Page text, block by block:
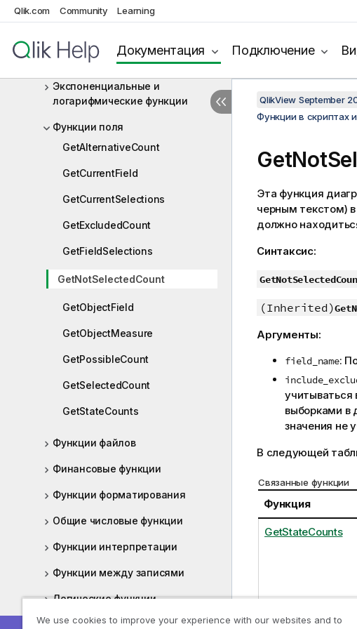
Qlik.com Community Learning
Документация Подключение
Функции счетчика
Функции документа
Экспоненциальные и
логарифмические функции
Функции поля
GetAlternativeCount
GetCurrentField
GetCurrentSelections
GetExcludedCount
GetFieldSelections
GetNotSelectedCount
GetObjectField
GetObjectMeasure
GetPossibleCount
GetSelectedCount
GetStateCounts
Функции файлов
Финансовые функции
Функции форматирования
Общие числовые функции
Функции интерпретации
Функции между записями
Логические функции
Функции сопоставления
QlikView September
Функции в скриптах
Эта функция
черным текстом)
должно
Синтаксис:
(Inherited)
Аргументы:
field_name:
выборками в
значения не
В следующей
Связанные функции
Функция
GetStateCounts
We use cookies to improve your experience with our websites and to